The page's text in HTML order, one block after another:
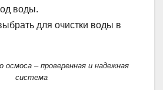
воды.
осмоса – проверенная и надежная
система